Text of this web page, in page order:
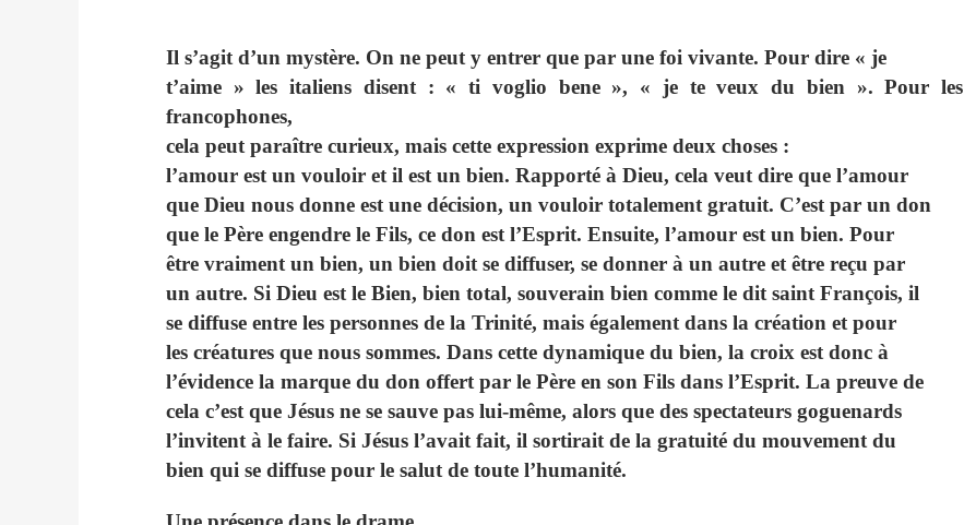
Il s’agit d’un mystère. On ne peut y entrer que par une foi vivante. Pour dire « je
t’aime » les italiens disent : « ti voglio bene », « je te veux du bien ». Pour les
francophones,
cela peut paraître curieux, mais cette expression exprime deux choses :
l’amour est un vouloir et il est un bien. Rapporté à Dieu, cela veut dire que l’amour
que Dieu nous donne est une décision, un vouloir totalement gratuit. C’est par un don
que le Père engendre le Fils, ce don est l’Esprit. Ensuite, l’amour est un bien. Pour
être vraiment un bien, un bien doit se diffuser, se donner à un autre et être reçu par
un autre. Si Dieu est le Bien, bien total, souverain bien comme le dit saint François, il
se diffuse entre les personnes de la Trinité, mais également dans la création et pour
les créatures que nous sommes. Dans cette dynamique du bien, la croix est donc à
l’évidence la marque du don offert par le Père en son Fils dans l’Esprit. La preuve de
cela c’est que Jésus ne se sauve pas lui-même, alors que des spectateurs goguenards
l’invitent à le faire. Si Jésus l’avait fait, il sortirait de la gratuité du mouvement du
bien qui se diffuse pour le salut de toute l’humanité.